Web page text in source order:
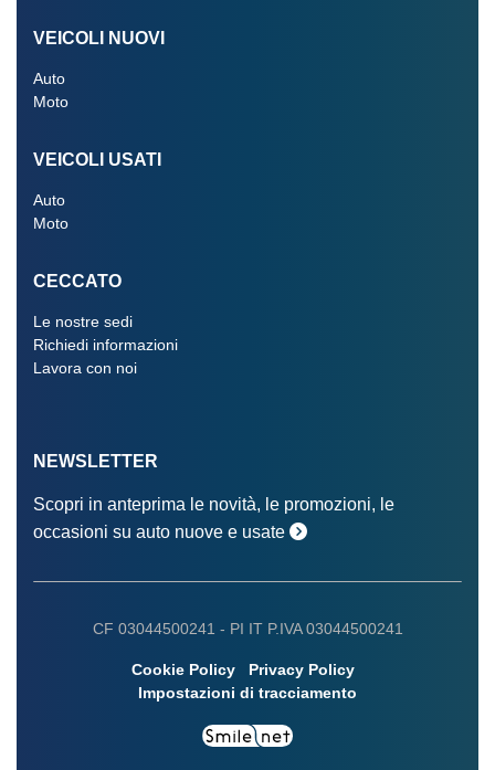
VEICOLI NUOVI
Auto
Moto
VEICOLI USATI
Auto
Moto
CECCATO
Le nostre sedi
Richiedi informazioni
Lavora con noi
NEWSLETTER
Scopri in anteprima le novità, le promozioni, le
occasioni su auto nuove e usate
CF 03044500241 - PI IT P.IVA 03044500241
Cookie Policy
Privacy Policy
Impostazioni di tracciamento